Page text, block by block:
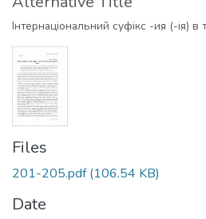
Інтернаціональний суфікс -ия (-ія) в
Files
201-205.pdf(106.54 KB)
Date